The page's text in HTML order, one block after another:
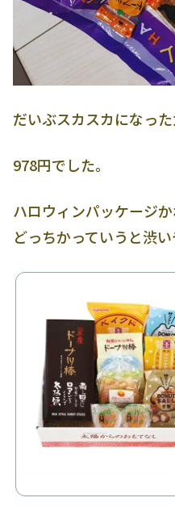
だいぶスカスカになった
978円でした。
ハロウィンパッケージ
どっちかっていうと渋